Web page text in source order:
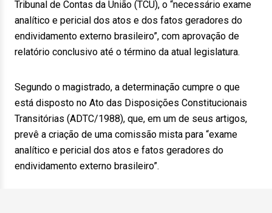
Tribunal de Contas da União (TCU), o “necessário exame
analítico e pericial dos atos e dos fatos geradores do
endividamento externo brasileiro”, com aprovação de
relatório conclusivo até o término da atual legislatura.
Segundo o magistrado, a determinação cumpre o que
está disposto no Ato das Disposições Constitucionais
Transitórias (ADTC/1988), que, em um de seus artigos,
prevê a criação de uma comissão mista para “exame
analítico e pericial dos atos e fatos geradores do
endividamento externo brasileiro”.